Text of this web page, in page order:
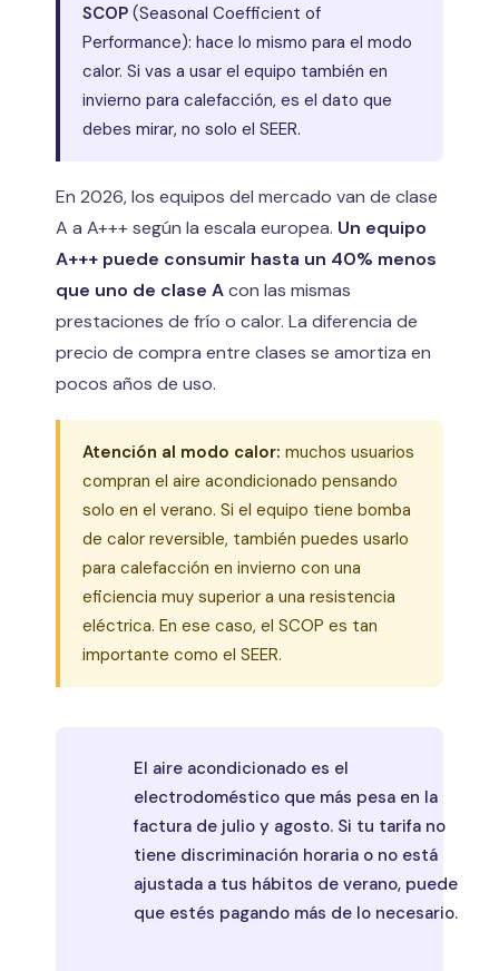
SCOP (Seasonal Coefficient of
Performance): hace lo mismo para el modo
calor. Si vas a usar el equipo también en
invierno para calefacción, es el dato que
debes mirar, no solo el SEER.
En 2026, los equipos del mercado van de clase
A a A+++ según la escala europea. Un equipo
A+++ puede consumir hasta un 40% menos
que uno de clase Acon las mismas
prestaciones de frío o calor. La diferencia de
precio de compra entre clases se amortiza en
pocos años de uso.
Atención al modo calor: muchos usuarios
compran el aire acondicionado pensando
solo en el verano. Si el equipo tiene bomba
de calor reversible, también puedes usarlo
para calefacción en invierno con una
eficiencia muy superior a una resistencia
eléctrica. En ese caso, el SCOP es tan
importante como el SEER.
El aire acondicionado es el
electrodoméstico que más pesa en la
factura de julio y agosto. Si tu tarifa no
tiene discriminación horaria o no está
ajustada a tus hábitos de verano, puede
que estés pagando más de lo necesario.